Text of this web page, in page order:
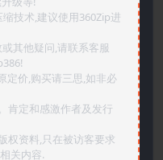
技术,建议使用360Zip进
其他疑问,请联系客服
定价,购买请三思,如非必
肯定和感激作者及发行
权资料,只在被访客要求
关内容.